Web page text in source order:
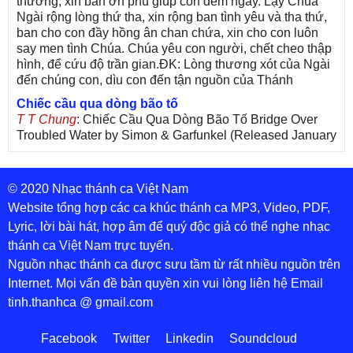
Ngài rộng lòng thứ tha, xin rộng ban tình yêu và tha thứ,
ban cho con đầy hồng ân chan chứa, xin cho con luôn
say men tình Chúa. Chúa yêu con người, chết cheo thập
hình, để cứu độ trần gian.ĐK: Lòng thương xót của Ngài
đến chúng con, dìu con đến tận nguồn của Thánh
Chiếc cầu qua dòng bão tố
T T Chung: Chiếc Cầu Qua Dòng Bão Tố Bridge Over
Troubled Water by Simon & Garfunkel (Released January
26, 1970) Lời Việt: Nhạc Sĩ Vũ Đức Nghiêm Trình Bày:
Chung Tử Lưu
De Colores! (Lời Việt)
Son Vu: Bài hát có lời chưa.Cám ơn
© 2020 Nhạc thánh ca Việt Nam
Website tổng hợp các ca khúc thánh ca MP3, Video, PDF,
Lyric, lời bài hát, hợp âm để quý độc giả có thể nghe nhạc
thánh ca Việt Nam trực tuyến.
Nguồn nhạc thánh ca được sưu tầm từ rất nhiều nguồn trên
Internet. Mọi vấn đề bản quyền xin vui lòng liên hệ Email
tinh.thanhca @ gmail.com
Facebook Twitter Linkedin Soundcloud